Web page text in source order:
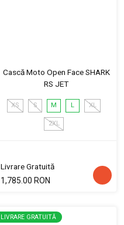
Cască Moto Open Face SHARK
RS JET
XS S M L XL
2XL
Livrare Gratuită
1,785.00 RON
LIVRARE GRATUITĂ